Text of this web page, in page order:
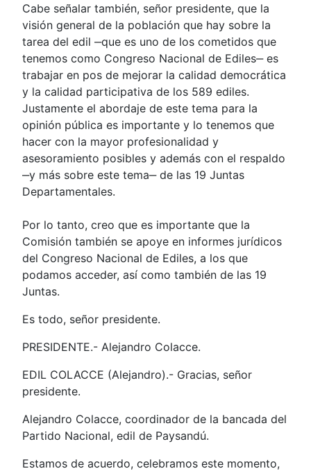
Cabe señalar también, señor presidente, que la
visión general de la población que hay sobre la
tarea del edil ‒que es uno de los cometidos que
tenemos como Congreso Nacional de Ediles‒ es
trabajar en pos de mejorar la calidad democrática
y la calidad participativa de los 589 ediles.
Justamente el abordaje de este tema para la
opinión pública es importante y lo tenemos que
hacer con la mayor profesionalidad y
asesoramiento posibles y además con el respaldo
‒y más sobre este tema‒ de las 19 Juntas
Departamentales.
Por lo tanto, creo que es importante que la
Comisión también se apoye en informes jurídicos
del Congreso Nacional de Ediles, a los que
podamos acceder, así como también de las 19
Juntas.
Es todo, señor presidente.
PRESIDENTE.- Alejandro Colacce.
EDIL COLACCE (Alejandro).- Gracias, señor
presidente.
Alejandro Colacce, coordinador de la bancada del
Partido Nacional, edil de Paysandú.
Estamos de acuerdo, celebramos este momento,